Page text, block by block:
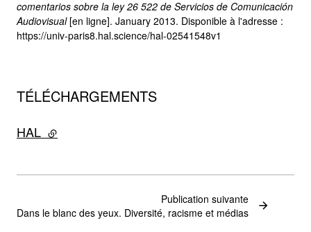
comentarios sobre la ley 26 522 de Servicios de Comunicación
Audiovisual[en ligne]. January 2013. Disponible à l'adresse :
https://univ-paris8.hal.science/hal-02541548v1
TÉLÉCHARGEMENTS
HAL - lien externe
Publication suivante
Dans le blanc des yeux. Diversité, racisme et médias